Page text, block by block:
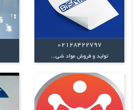
02128422797
تولید و فروش مواد شی...